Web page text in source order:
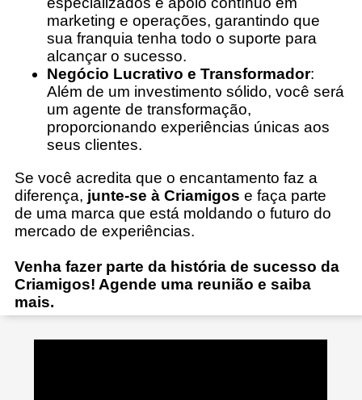
marketing e operações, garantindo que
sua franquia tenha todo o suporte para
alcançar o sucesso.
Negócio Lucrativo e Transformador:
Além de um investimento sólido, você será
um agente de transformação,
proporcionando experiências únicas aos
seus clientes.
Se você acredita que o encantamento faz a
diferença, junte-se à Criamigos e faça parte
de uma marca que está moldando o futuro do
mercado de experiências.
Venha fazer parte da história de sucesso da
Criamigos! Agende uma reunião e saiba
mais.